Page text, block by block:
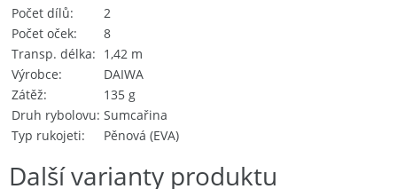
Počet dílů
2
Počet oček
8
Transp. délka
1,42 m
Výrobce
DAIWA
Zátěž
135 g
Druh rybolovu Sumcařina
Typ rukojeti
Pěnová (EVA)
Další varianty produktu